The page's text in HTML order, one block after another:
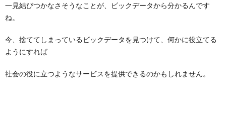
一見結びつかなさそうなことが、ビックデータから分かるんです
ね。
今、捨ててしまっているビックデータを見つけて、何かに役立てる
ようにすれば
社会の役に立つようなサービスを提供できるのかもしれません。